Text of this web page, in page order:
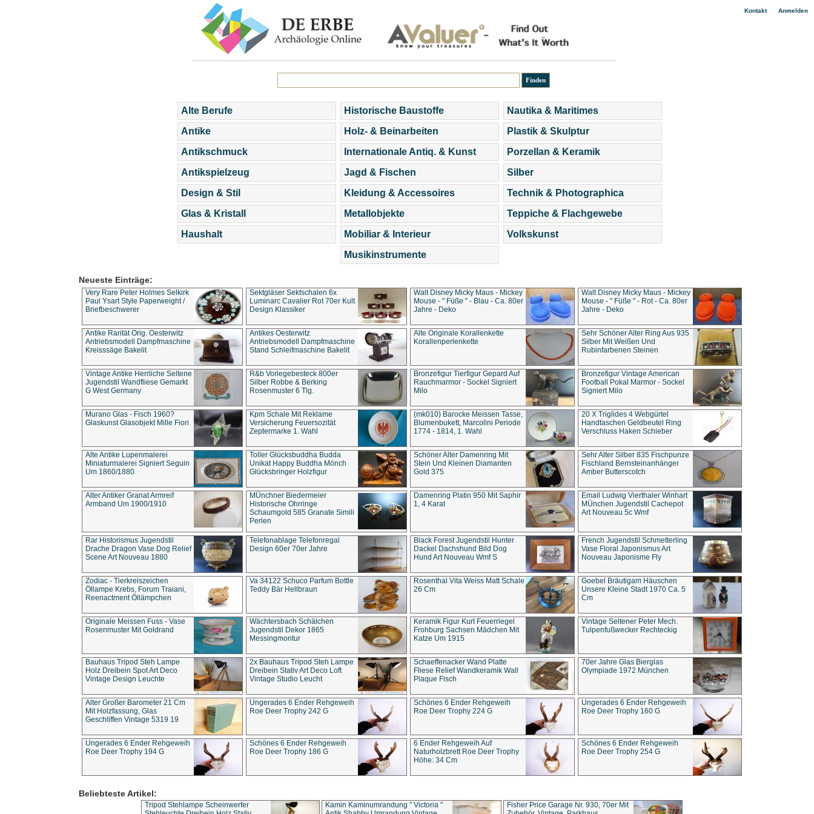
Kontakt| Anmelden
Alte Berufe
Antike
Antikschmuck
Antikspielzeug
Design & Stil
Glas & Kristall
Haushalt
Historische Baustoffe
Holz- & Beinarbeiten
Internationale Antiq. & Kunst
Jagd & Fischen
Kleidung & Accessoires
Metallobjekte
Mobiliar & Interieur
Musikinstrumente
Nautika & Maritimes
Plastik & Skulptur
Porzellan & Keramik
Silber
Technik & Photographica
Teppiche & Flachgewebe
Volkskunst
Neueste Einträge:
Very Rare Peter Holmes Selkirk
Paul Ysart Style Paperweight /
Briefbeschwerer
Sektgläser Sektschalen 6x
Luminarc Cavalier Rot 70er Kult
Design Klassiker
Walt Disney Micky Maus - Mickey
Mouse - " Füße " - Blau - Ca. 80er
Jahre - Deko
Walt Disney Micky Maus - Mickey
Mouse - " Füße " - Rot - Ca. 80er
Jahre - Deko
Antike Rarität Orig. Oesterwitz
Antriebsmodell Dampfmaschine
Kreisssäge Bakelit
Antikes Oesterwitz
Antriebsmodell Dampfmaschine
Stand Schleifmaschine Bakelit
Alte Originale Korallenkette
Korallenperlenkette
Sehr Schöner Alter Ring Aus 935
Silber Mit Weißen Und
Rubinfarbenen Steinen
Vintage Antike Herrliche Seltene
Jugendstil Wandfliese Gemarkt
G West Germany
R&b Vorlegebesteck 800er
Silber Robbe & Berking
Rosenmuster 6 Tlg.
Bronzefigur Tierfigur Gepard Auf
Rauchmarmor - Sockel Signiert
Milo
Bronzefigur Vintage American
Football Pokal Marmor - Sockel
Signiert Milo
Murano Glas - Fisch 1960?
Glaskunst Glasobjekt Mille Fiori
Kpm Schale Mit Reklame
Versicherung Feuersozität
Zeptermarke 1. Wahl
(mk010) Barocke Meissen Tasse,
Blumenbukett, Marcolini Periode
1774 - 1814, 1. Wahl
20 X Triglides 4 Webgürtel
Handtaschen Geldbeutel Ring
Verschluss Haken Schieber
Alte Antike Lupenmalerei
Miniaturmalerei Signiert Seguin
Um 1860/1880
Toller Glücksbuddha Budda
Unikat Happy Buddha Mönch
Glücksbringer Holzfigur
Schöner Alter Damenring Mit
Stein Und Kleinen Diamanten
Gold 375
Sehr Alter Silber 835 Fischpunze
Fischland Bernsteinanhänger
Amber Butterscotch
Alter Antiker Granat Armreif
Armband Um 1900/1910
MÜnchner Biedermeier
Historische Ohrringe
Schaumgold 585 Granate Simili
Perlen
Damenring Platin 950 Mit Saphir
1, 4 Karat
Email Ludwig Vierthaler Winhart
MÜnchen Jugendstil Cachepot
Art Nouveau 5c Wmf
Rar Historismus Jugendstil
Drache Dragon Vase Dog Relief
Scene Art Nouveau 1880
Telefonablage Telefonregal
Design 60er 70er Jahre
Black Forest Jugendstil Hunter
Dackel Dachshund Bild Dog
Hund Art Nouveau Wmf S
French Jugendstil Schmetterling
Vase Floral Japonismus Art
Nouveau Japonisme Fly
Zodiac - Tierkreiszeichen
Öllampe Krebs, Forum Traiani,
Reenactment Öllämpchen
Va 34122 Schuco Parfum Bottle
Teddy Bär Hellbraun
Rosenthal Vita Weiss Matt Schale
26 Cm
Goebel Bräutigam Häuschen
Unsere Kleine Stadt 1970 Ca. 5
Cm
Originale Meissen Fuss - Vase
Rosenmuster Mit Goldrand
Wächtersbach Schälchen
Jugendstil Dekor 1865
Messingmontur
Keramik Figur Kurt Feuerriegel
Frohburg Sachsen Mädchen Mit
Katze Um 1915
Vintage Seltener Peter Mech.
Tulpenfußwecker Rechteckig
Bauhaus Tripod Steh Lampe
Holz Dreibein Spot Art Deco
Vintage Design Leuchte
2x Bauhaus Tripod Steh Lampe
Dreibein Stativ Art Deco Loft
Vintage Studio Leucht
Schaeffenacker Wand Platte
Fliese Relief Wandkeramik Wall
Plaque Fisch
70er Jahre Glas Bierglas
Olympiade 1972 München
Alter Großer Barometer 21 Cm
Mit Holzfassung, Glas
Geschliffen Vintage 5319 19
Ungerades 6 Ender Rehgeweih
Roe Deer Trophy 242 G
Schönes 6 Ender Rehgeweih
Roe Deer Trophy 224 G
Ungerades 6 Ender Rehgeweih
Roe Deer Trophy 160 G
Ungerades 6 Ender Rehgeweih
Roe Deer Trophy 194 G
Schönes 6 Ender Rehgeweih
Roe Deer Trophy 186 G
6 Ender Rehgeweih Auf
Naturholzbrett Roe Deer Trophy
Höhe: 34 Cm
Schönes 6 Ender Rehgeweih
Roe Deer Trophy 254 G
Beliebteste Artikel:
Tripod Stehlampe Scheinwerfer
Kamin Kaminumrandung " Victoria "
Fisher Price Garage Nr. 930, 70er Mit